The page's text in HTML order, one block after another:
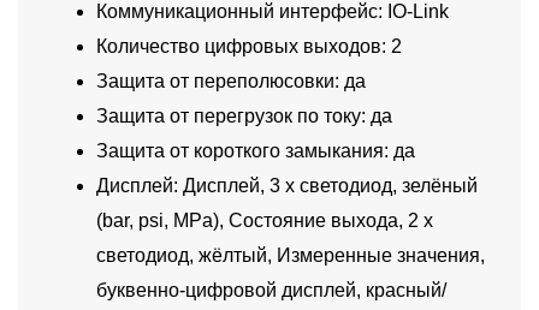
Коммуникационный интерфейс: IO-Link
Количество цифровых выходов: 2
Защита от переполюсовки: да
Защита от перегрузок по току: да
Защита от короткого замыкания: да
Дисплей: Дисплей, 3 x светодиод, зелёный
(bar, psi, MPa), Состояние выхода, 2 x
светодиод, жёлтый, Измеренные значения,
буквенно-цифровой дисплей, красный/